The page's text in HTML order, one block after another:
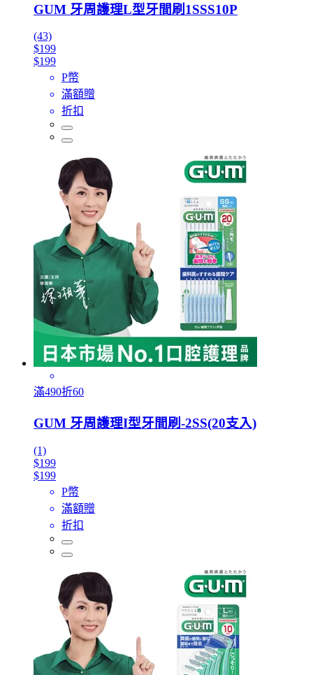
GUM 牙周護理L型牙間刷1SSS10P
(43)
$199
$199
P幣
滿額贈
折扣
滿490折60
GUM 牙周護理I型牙間刷-2SS(20支入)
(1)
$199
$199
P幣
滿額贈
折扣